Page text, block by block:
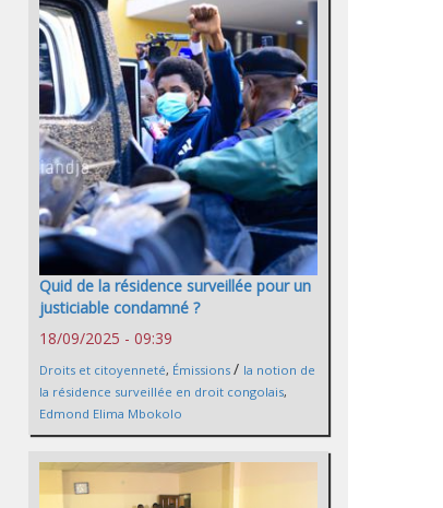
Quid de la résidence surveillée pour un
justiciable condamné ?
18/09/2025 - 09:39
Droits et citoyenneté, Émissions / la notion de
la résidence surveillée en droit congolais,
Edmond Elima Mbokolo